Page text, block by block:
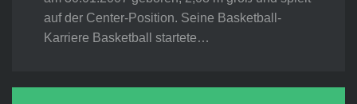
auf der Center-Position. Seine Basketball-
Karriere Basketball startete…